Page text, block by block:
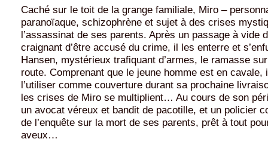
Caché sur le toit de la grange familiale, Miro –
paranoïaque, schizophrène et sujet à des crises
l’assassinat de ses parents. Après un passage à vide
craignant d’être accusé du crime, il les enterre et
Hansen, mystérieux trafiquant d’armes, le ramasse
route. Comprenant que le jeune homme est en cavale,
l’utiliser comme couverture durant sa prochaine
les crises de Miro se multiplient… Au cours de son
un avocat véreux et bandit de pacotille, et un policier
de l’enquête sur la mort de ses parents, prêt à tout
aveux…